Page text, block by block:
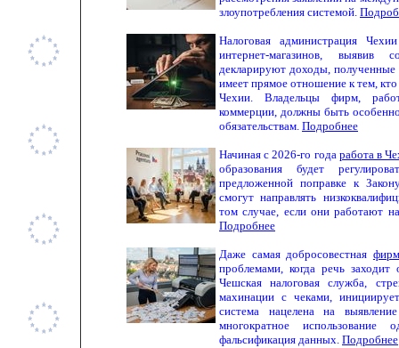
злоупотребления системой.
Налоговая администрация
интернет-магазинов,
декларируют доходы, полученные
имеет прямое отношение к тем,
Чехии. Владельцы фирм,
коммерции, должны быть
обязательствам. Подробнее
Начиная с 2026-го года работа в
образования будет
предложенной поправке к
смогут направлять
том случае, если они работают
Подробнее
Даже самая добросовестная
проблемами, когда речь заходит
Чешская налоговая служба,
махинации с чеками,
система нацелена на
многократное
фальсификация данных. Подробнее